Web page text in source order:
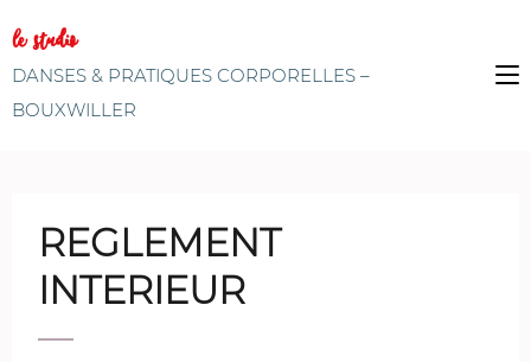
le studio
DANSES & PRATIQUES CORPORELLES –
BOUXWILLER
REGLEMENT
INTERIEUR